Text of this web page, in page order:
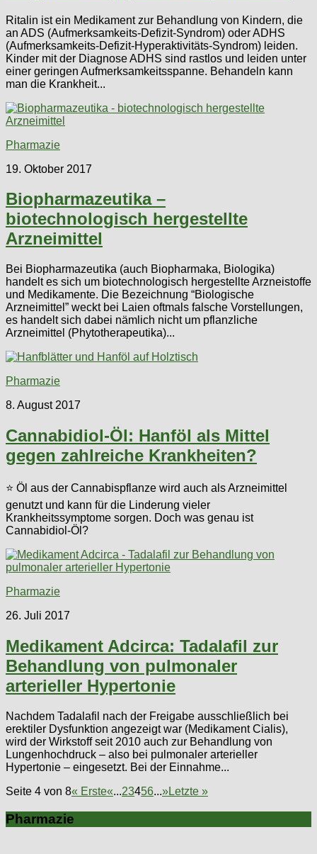
Ritalin ist ein Medikament zur Behandlung von Kindern, die
an ADS (Aufmerksamkeits-Defizit-Syndrom) oder ADHS
(Aufmerksamkeits-Defizit-Hyperaktivitäts-Syndrom) leiden.
Kinder mit der Diagnose ADHS sind rastlos und leiden unter
einer geringen Aufmerksamkeitsspanne. Behandeln kann
man die Krankheit...
Pharmazie
19. Oktober 2017
Biopharmazeutika –
biotechnologisch hergestellte
Arzneimittel
Bei Biopharmazeutika (auch Biopharmaka, Biologika)
handelt es sich um biotechnologisch hergestellte Arzneistoffe
und Medikamente. Die Bezeichnung “Biologische
Arzneimittel” weckt bei Laien oftmals falsche Vorstellungen,
es handelt sich dabei nämlich nicht um pflanzliche
Arzneimittel (Phytotherapeutika)...
Pharmazie
8. August 2017
Cannabidiol-Öl: Hanföl als Mittel
gegen zahlreiche Krankheiten?
⭐ Öl aus der Cannabispflanze wird auch als Arzneimittel
genutzt und kann für die Linderung vieler
Krankheitssymptome sorgen. Doch was genau ist
Cannabidiol-Öl?
Pharmazie
26. Juli 2017
Medikament Adcirca: Tadalafil zur
Behandlung von pulmonaler
arterieller Hypertonie
Nachdem Tadalafil nach der Freigabe ausschließlich bei
erektiler Dysfunktion angezeigt war (Medikament Cialis),
wird der Wirkstoff seit 2010 auch zur Behandlung von
Lungenhochdruck – also bei pulmonaler arterieller
Hypertonie – eingesetzt. Bei der Einnahme...
Seite 4 von 8« Erste«...23456...»Letzte »
Pharmazie